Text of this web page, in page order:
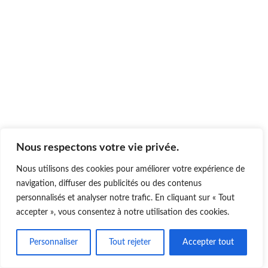
Nous respectons votre vie privée.
Nous utilisons des cookies pour améliorer votre expérience de
navigation, diffuser des publicités ou des contenus
personnalisés et analyser notre trafic. En cliquant sur « Tout
accepter », vous consentez à notre utilisation des cookies.
Personnaliser Tout rejeter Accepter tout